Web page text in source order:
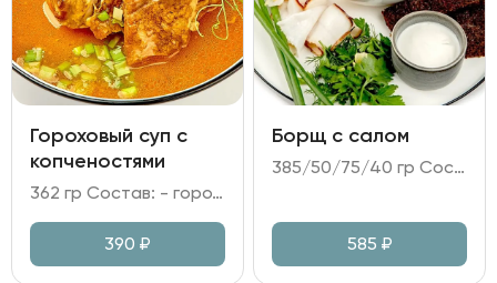
Гороховый суп с
копченостями
362 гр Состав: - горох; картофель; морковь; лук репчатый; - бульон куриный; масло сливочное; - ребра копченые; охотничьи колбаски; - зелень.
390 ₽
Борщ с салом
385/50/75/40 гр Состав: - бульон куриный; грудинка говяжья томленая; капуста белокочанная; картофель; морковь; свекла; чеснок; лук репчатый; соус Демигласс; томатная паста; укроп; - сало копченое; сало соленое; - хлеб Бородинский; - сметана.
585 ₽